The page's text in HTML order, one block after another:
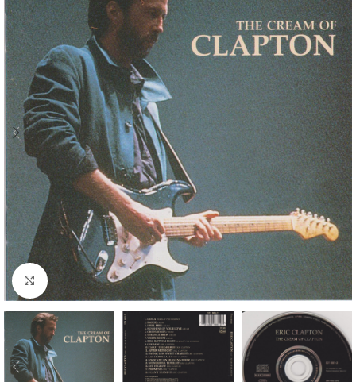
Click to enlarge